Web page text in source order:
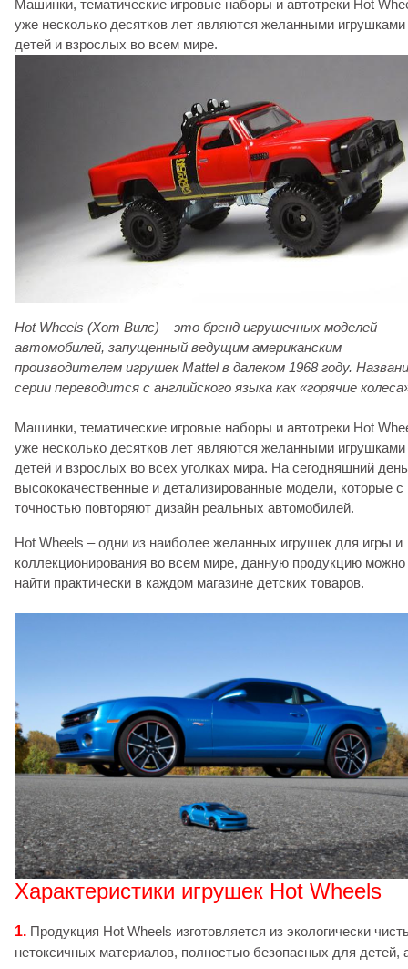
Машинки, тематические игровые наборы и автотреки Hot
уже несколько десятков лет являются желанными игрушками
детей и взрослых во всем мире.
Hot Wheels (Хот Вилс) – это бренд игрушечных моделей
автомобилей, запущенный ведущим американским
производителем игрушек Mattel в далеком 1968 году.
серии переводится с английского языка как «горячие
Машинки, тематические игровые наборы и автотреки Hot
уже несколько десятков лет являются желанными игрушками
детей и взрослых во всех уголках мира. На сегодняшний
высококачественные и детализированные модели, которые с
точностью повторяют дизайн реальных автомобилей.
Hot Wheels – одни из наиболее желанных игрушек для игры и
коллекционирования во всем мире, данную продукцию можно
найти практически в каждом магазине детских товаров.
Характеристики игрушек Hot Wheels
1. Продукция Hot Wheels изготовляется из экологически
нетоксичных материалов, полностью безопасных для детей,